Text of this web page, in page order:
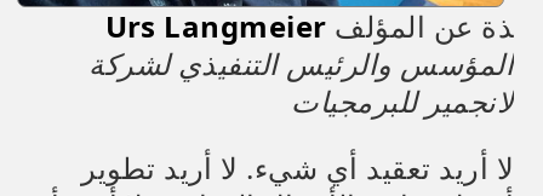
ذة عن المؤلف Urs Langmeier
المؤسس والرئيس التنفيذي لشركة
لانجمير للبرمجيات
لا أريد تعقيد أي شيء. لا أريد تطوير